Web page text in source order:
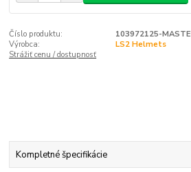
Číslo produktu:
103972125-
Výrobca:
LS2 Helmets
Strážiť cenu / dostupnosť
Kompletné špecifikácie